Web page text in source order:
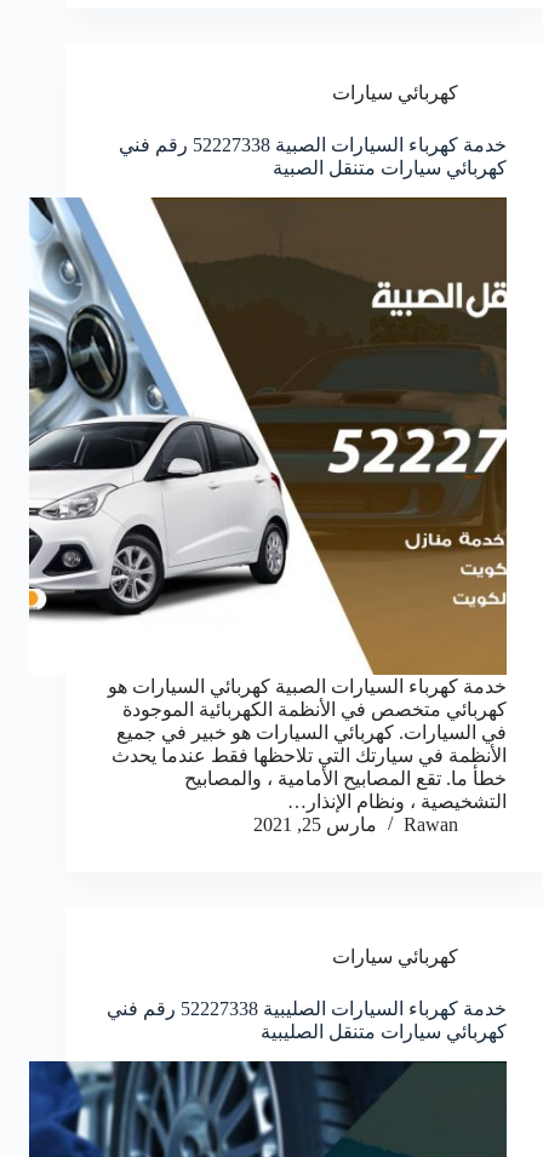
كهربائي سيارات
خدمة كهرباء السيارات الصبية 52227338 رقم فني
كهربائي سيارات متنقل الصبية
خدمة كهرباء السيارات الصبية كهربائي السيارات هو
كهربائي متخصص في الأنظمة الكهربائية الموجودة
في السيارات. كهربائي السيارات هو خبير في جميع
الأنظمة في سيارتك التي تلاحظها فقط عندما يحدث
خطأ ما. تقع المصابيح الأمامية ، والمصابيح
التشخيصية ، ونظام الإنذار…
Rawan
مارس 25, 2021
كهربائي سيارات
خدمة كهرباء السيارات الصليبية 52227338 رقم فني
كهربائي سيارات متنقل الصليبية